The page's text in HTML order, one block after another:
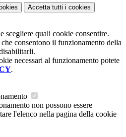
Accetta tutti i cookies
scegliere quali cookie consentire.
consentono il funzionamento della
necessari al funzionamento potete
.
non possono essere
l'elenco nella pagina della cookie